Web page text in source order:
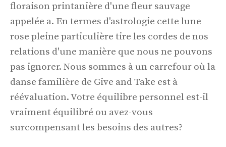
floraison printanière d'une fleur sauvage
appelée a. En termes d'astrologie cette lune
rose pleine particulière tire les cordes de nos
relations d'une manière que nous ne pouvons
pas ignorer. Nous sommes à un carrefour où la
danse familière de Give and Take est à
réévaluation. Votre équilibre personnel est-il
vraiment équilibré ou avez-vous
surcompensant les besoins des autres?